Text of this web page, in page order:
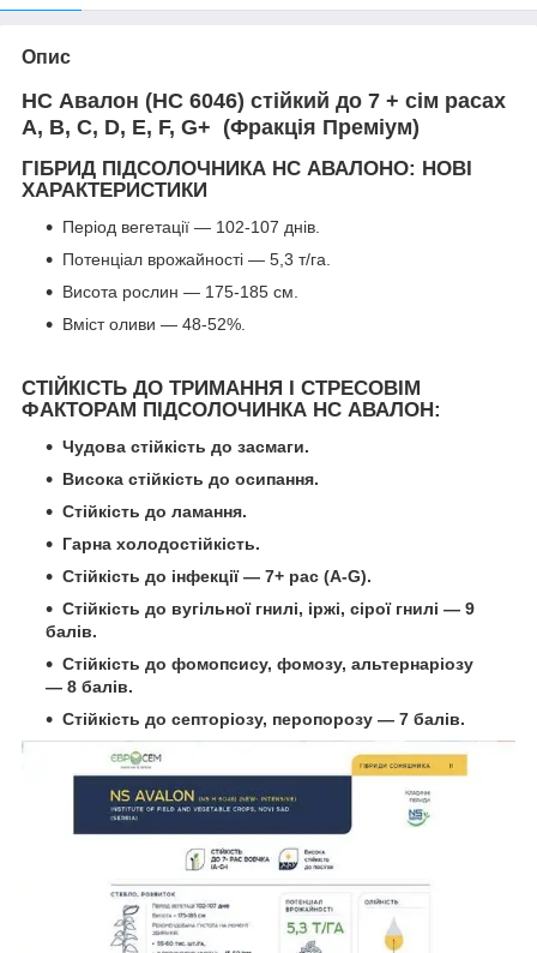
Опис
НС Авалон (НС 6046) стійкий до 7 + сім расах
А, B, C, D, Е, F, G+ (Фракція Преміум)
ГІБРИД ПІДСОЛОЧНИКА НС АВАЛОНО: НОВІ
ХАРАКТЕРИСТИКИ
Період вегетації — 102-107 днів.
Потенціал врожайності — 5,3 т/га.
Висота рослин — 175-185 см.
Вміст оливи — 48-52%.
СТІЙКІСТЬ ДО ТРИМАННЯ І СТРЕСОВІМ
ФАКТОРАМ ПІДСОЛОЧИНКА НС АВАЛОН:
Чудова стійкість до засмаги.
Висока стійкість до осипання.
Стійкість до ламання.
Гарна холодостійкість.
Стійкість до інфекції — 7+ рас (A-G).
Стійкість до вугільної гнилі, іржі, сірої гнилі — 9
балів.
Стійкість до фомопсису, фомозу, альтернаріозу
— 8 балів.
Стійкість до септоріозу, перопорозу — 7 балів.